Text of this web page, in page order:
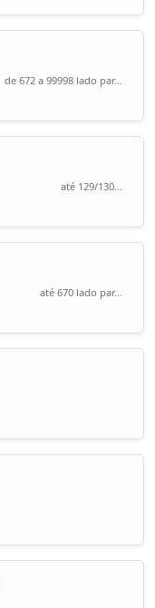
de 672 a 99998 lado par...
até 129/130...
até 670 lado par...